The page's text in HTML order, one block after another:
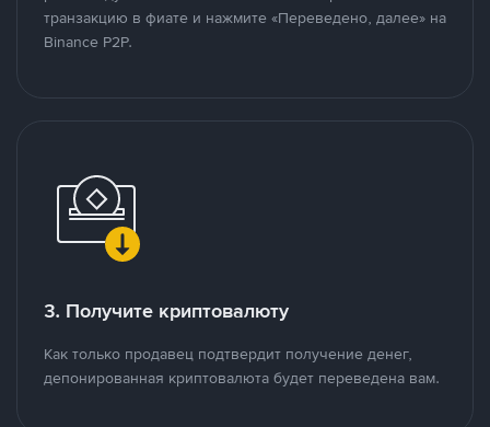
транзакцию в фиате и нажмите «Переведено, далее» на
Binance P2P.
3. Получите криптовалюту
Как только продавец подтвердит получение денег,
депонированная криптовалюта будет переведена вам.